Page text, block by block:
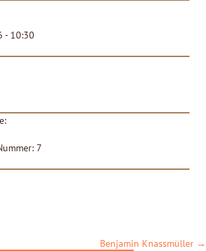
- 10:30
7
Benjamin Knassmüller →